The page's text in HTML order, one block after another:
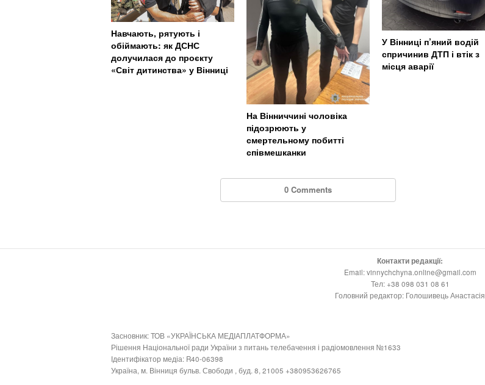
Навчають, рятують і
обіймають: як ДСНС
долучилася до проєкту
«Світ дитинства» у Вінниці
На Вінниччині чоловіка
підозрюють у
смертельному побитті
співмешканки
У Вінниці п’яний водій
спричинив ДТП і втік з
місця аварії
0 Comments
Контакти редакції:
Email: vinnychchyna.online@gmail.com
Тел: +38 098 031 08 61
Головний редактор: Голошивець Анастасія
Засновник: ТОВ «УКРАЇНСЬКА МЕДІАПЛАТФОРМА»
Рішення Національної ради України з питань телебачення і радіомовлення №1633
Ідентифікатор медіа: R40-06398
Україна, м. Вінниця бульв. Свободи , буд. 8, 21005 +380953626765